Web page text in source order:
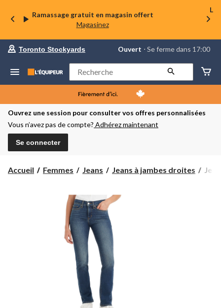
Ramassage gratuit en magasin offert
Magasinez
La
votre
préféré
Toronto
Stockyards,
courament
Ouvert,
Se
dans
changer
Toronto Stockyards Ouvert ⋅ Se ferme dans 17:00
Rechercher
Ouvrez une session pour consulter vos offres personnalisées
Vous n’avez pas de compte? Adhérez maintenant
Se connecter
Accueil Femmes Jeans Jeans à jambes droites
Jean